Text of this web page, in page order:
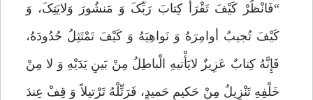
“فَانْظُرْ کَیْفَ تَقْرَأُ کِتابَ رَبِّکَ وَ مَنشُورَ وَلایَتِکَ، وَ
کَیْفَ تُجیبُ أوامِرَهُ وَ نَواهِیَهُ وَ کَیْفَ تَمْتَثِلُ حُدُودَهُ،
فَإِنَّهُ کِتابٌ عَزِیزٌ لایَأْتیهِ الْباطِلُ مِنْ بَینِ یَدَیْهِ وَ لا مِنْ
خَلْفِهِ تَنْزِیلٌ مِنْ حَکیمٍ حَمیدٍ، فَرَتِّلْهُ تَرْتیلاً وَ قِفْ عِندَ